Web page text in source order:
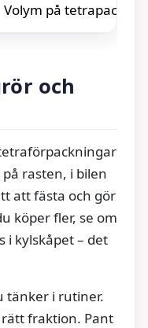
Volym på tetrapack
och
rasten, i bilen
att fästa och gör
köper fler, se om
i kylskåpet – det
tänker i rutiner.
rätt fraktion. Pant